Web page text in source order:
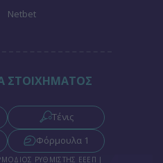
Netbet
ΣΤΟΙΧΗΜΑΤΟΣ
Τένις
Φόρμουλα 1
ΡΥΘΜΙΣΤΗΣ ΕΕΕΠ |